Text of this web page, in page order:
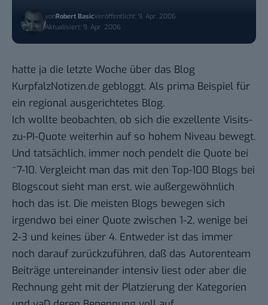
vonRobert BasicVeröffentlicht: 9. Apr. 2006
Aktualisiert: 9. Apr. 2006
hatte ja die letzte Woche über das Blog
KurpfalzNotizen.de gebloggt. Als prima Beispiel für
ein regional ausgerichtetes Blog.
Ich wollte beobachten, ob sich die exzellente Visits-
zu-PI-Quote weiterhin auf so hohem Niveau bewegt.
Und tatsächlich, immer noch pendelt die Quote bei
~7-10. Vergleicht man das mit den Top-100 Blogs bei
Blogscout sieht man erst, wie außergewöhnlich
hoch das ist. Die meisten Blogs bewegen sich
irgendwo bei einer Quote zwischen 1-2, wenige bei
2-3 und keines über 4. Entweder ist das immer
noch darauf zurückzuführen, daß das Autorenteam
Beiträge untereinander intensiv liest oder aber die
Rechnung geht mit der Platzierung der Kategorien